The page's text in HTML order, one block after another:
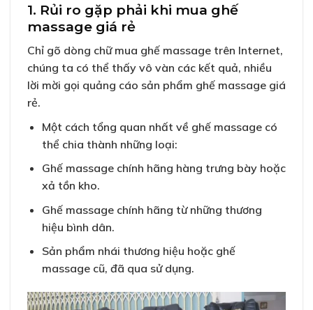
1. Rủi ro gặp phải khi mua ghế
massage giá rẻ
Chỉ gõ dòng chữ mua ghế massage trên Internet,
chúng ta có thể thấy vô vàn các kết quả, nhiều
lời mời gọi quảng cáo sản phẩm ghế massage giá
rẻ.
Một cách tổng quan nhất về ghế massage có
thể chia thành những loại:
Ghế massage chính hãng hàng trưng bày hoặc
xả tồn kho.
Ghế massage chính hãng từ những thương
hiệu bình dân.
Sản phẩm nhái thương hiệu hoặc ghế
massage cũ, đã qua sử dụng.